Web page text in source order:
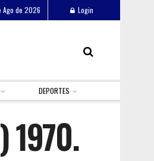
Ago de 2026 Login
DEPORTES
1970.